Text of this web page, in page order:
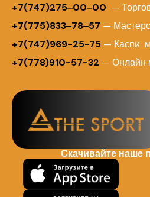
+7(747)275‒00‒00 —
+7(775)833‒78‒57 —
+7(747)969-25-75 — Каспи
+7(778)910-57-32 — Онлайн
Скачивайте наше